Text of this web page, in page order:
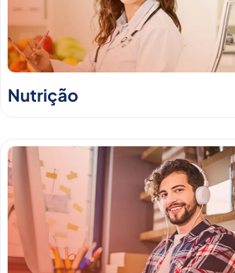
Nutrição